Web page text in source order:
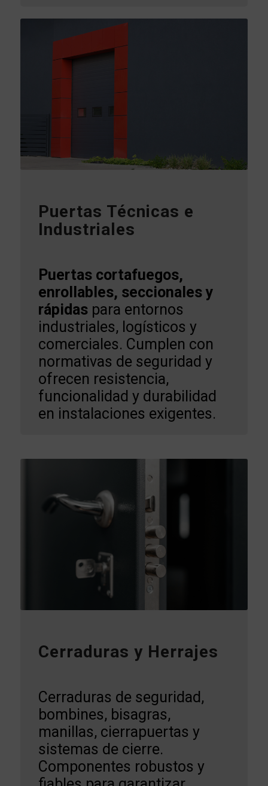
Puertas Técnicas e
Industriales
Puertas cortafuegos,
enrollables, seccionales y
rápidaspara entornos
industriales, logísticos y
comerciales. Cumplen con
normativas de seguridad y
ofrecen resistencia,
funcionalidad y durabilidad
en instalaciones exigentes.
Cerraduras y Herrajes
Cerraduras de seguridad,
bombines, bisagras,
manillas, cierrapuertas y
sistemas de cierre.
Componentes robustos y